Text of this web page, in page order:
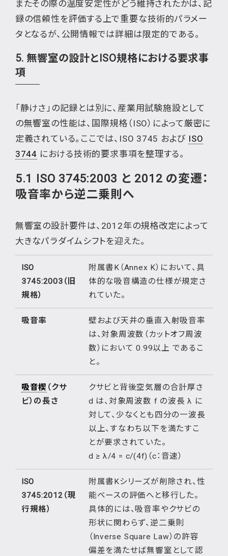
またその際の温度安定性がどう維持されたかは、記
録の信頼性を評価する上で重要な技術的パラメー
タとなるが、公開情報では詳細は限定的である。
5. 無響室の設計とISO規格における要求事
項
「静けさ」の記録とは別に、産業用試験施設として
の無響室の性能は、国際規格（ISO）によって厳密に
定義されている。ここでは、ISO 3745 および ISO
3744 における技術的要求事項を整理する。
5.1 ISO 3745:2003 と 2012 の変遷：
吸音率から逆二乗則へ
無響室の設計要件は、2012年の規格改定によって
大きなパラダイムシフトを迎えた。
ISO
3745:2003（旧
規格）
附属書K（Annex K）において、具
体的な吸音構造の仕様が規定さ
れていた。
吸音率
壁および天井の垂直入射吸音率
は、対象周波数（カットオフ周波
数）において 0.99以上 であるこ
と。
吸音楔 （クサ
ビ）の長さ
クサビと背後空気層の合計厚さ
d は、対象周波数 f の波長 λ に
対して、少なくとも四分の一波長
以上、すなわち以下を満たすこ
とが要求されていた。
d ≥ λ/4 = c/(4f)（c：音速）
ISO
3745:2012（現
行規格）
附属書Kシリーズが削除され、性
能ベースの評価へと移行した。
具体的には、吸音率やクサビの
形状に関わらず、逆二乗則
（Inverse Square Law）の許容
偏差を満たせば無響室として認